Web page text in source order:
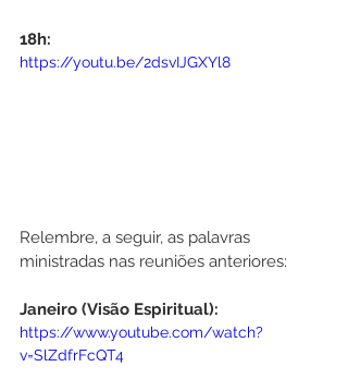
18h:
https://youtu.be/2dsvIJGXYl8
Relembre, a seguir, as palavras
ministradas nas reuniões anteriores:
Janeiro (Visão Espiritual):
https://www.youtube.com/watch?
v=SlZdfrFcQT4